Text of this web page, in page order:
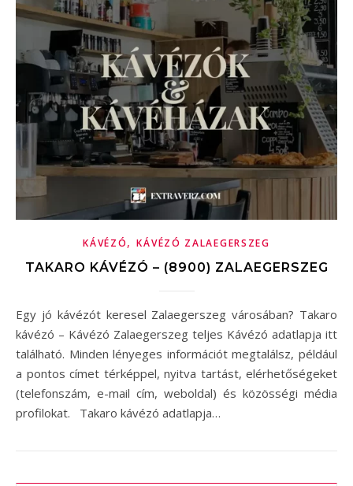
KÁVÉZÓ,KÁVÉZÓ ZALAEGERSZEG
TAKARO KÁVÉZÓ – (8900) ZALAEGERSZEG
Egy jó kávézót keresel Zalaegerszeg városában? Takaro
kávézó – Kávézó Zalaegerszeg teljes Kávézó adatlapja itt
található. Minden lényeges információt megtalálsz, például
a pontos címet térképpel, nyitva tartást, elérhetőségeket
(telefonszám, e-mail cím, weboldal) és közösségi média
profilokat. Takaro kávézó adatlapja…